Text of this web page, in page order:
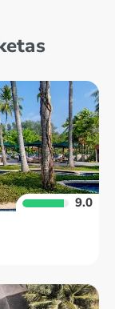
9.0